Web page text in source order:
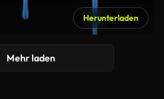
Herunterladen
Mehr laden